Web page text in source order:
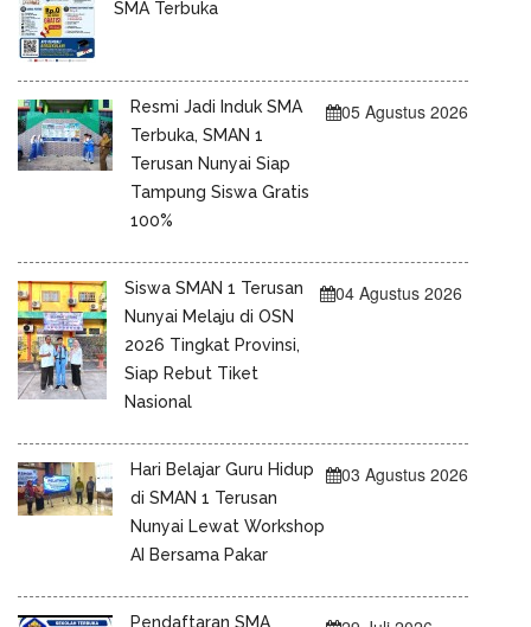
SMA Terbuka
Resmi Jadi Induk SMA
Terbuka, SMAN 1
Terusan Nunyai Siap
Tampung Siswa Gratis
100%
05 Agustus 2026
Siswa SMAN 1 Terusan
Nunyai Melaju di OSN
2026 Tingkat Provinsi,
Siap Rebut Tiket
Nasional
04 Agustus 2026
Hari Belajar Guru Hidup
di SMAN 1 Terusan
Nunyai Lewat Workshop
AI Bersama Pakar
03 Agustus 2026
Pendaftaran SMA